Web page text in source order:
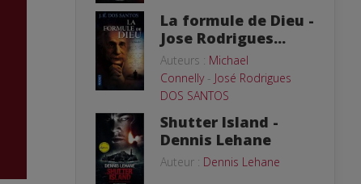
La formule de Dieu -
Jose Rodrigues...
Auteurs : Michael
Connelly- José Rodrigues
DOS SANTOS
Shutter Island -
Dennis Lehane
Auteur : Dennis Lehane